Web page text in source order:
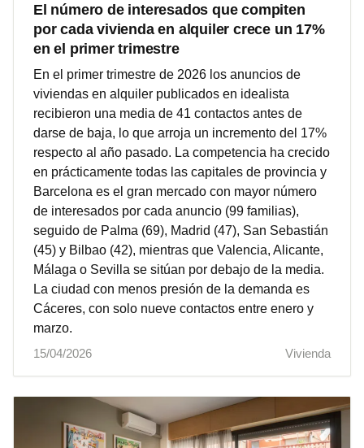
El número de interesados que compiten
por cada vivienda en alquiler crece un 17%
en el primer trimestre
En el primer trimestre de 2026 los anuncios de
viviendas en alquiler publicados en idealista
recibieron una media de 41 contactos antes de
darse de baja, lo que arroja un incremento del 17%
respecto al año pasado. La competencia ha crecido
en prácticamente todas las capitales de provincia y
Barcelona es el gran mercado con mayor número
de interesados por cada anuncio (99 familias),
seguido de Palma (69), Madrid (47), San Sebastián
(45) y Bilbao (42), mientras que Valencia, Alicante,
Málaga o Sevilla se sitúan por debajo de la media.
La ciudad con menos presión de la demanda es
Cáceres, con solo nueve contactos entre enero y
marzo.
15/04/2026
Vivienda